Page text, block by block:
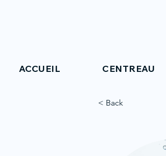
ACCUEIL CENTREAU
< Back